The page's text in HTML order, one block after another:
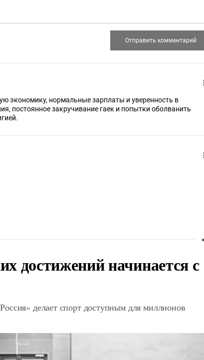
экономику, нормальные зарплаты и уверенность в
постоянное закручивание гаек и попытки оболванить
достижений начинается с
делает спорт доступным для миллионов